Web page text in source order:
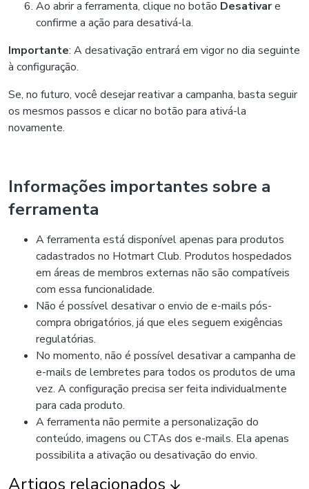
Ao abrir a ferramenta, clique no botão Desativare
confirme a ação para desativá-la.
Importante: A desativação entrará em vigor no dia seguinte
à configuração.
Se, no futuro, você desejar reativar a campanha, basta seguir
os mesmos passos e clicar no botão para ativá-la
novamente.
Informações importantes sobre a
ferramenta
A ferramenta está disponível apenas para produtos
cadastrados no Hotmart Club. Produtos hospedados
em áreas de membros externas não são compatíveis
com essa funcionalidade.
Não é possível desativar o envio de e-mails pós-
compra obrigatórios, já que eles seguem exigências
regulatórias.
No momento, não é possível desativar a campanha de
e-mails de lembretes para todos os produtos de uma
vez. A configuração precisa ser feita individualmente
para cada produto.
A ferramenta não permite a personalização do
conteúdo, imagens ou CTAs dos e-mails. Ela apenas
possibilita a ativação ou desativação do envio.
Artigos relacionados